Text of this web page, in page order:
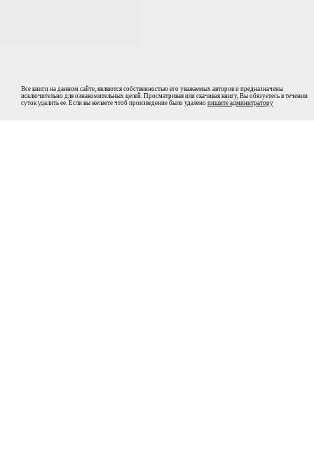
Все книги на данном сайте, являются собственностью его уважаемых авторов и предназначены
исключительно для ознакомительных целей. Просматривая или скачивая книгу, Вы обязуетесь в течении
суток удалить ее. Если вы желаете чтоб произведение было удалено пишите админитратору